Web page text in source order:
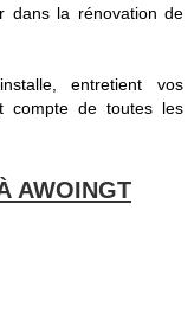
dans la rénovation de
entretient vos
compte de toutes les
AWOINGT